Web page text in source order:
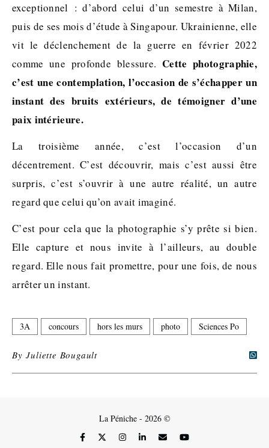
exceptionnel : d’abord celui d’un semestre à Milan,
puis de ses mois d’étude à Singapour. Ukrainienne, elle
vit le déclenchement de la guerre en février 2022
comme une profonde blessure. Cette photographie,
c’est une contemplation, l’occasion de s’échapper un
instant des bruits extérieurs, de témoigner d’une
paix intérieure.
La troisième année, c’est l’occasion d’un
décentrement. C’est découvrir, mais c’est aussi être
surpris, c’est s’ouvrir à une autre réalité, un autre
regard que celui qu’on avait imaginé.
C’est pour cela que la photographie s’y prête si bien.
Elle capture et nous invite à l’ailleurs, au double
regard. Elle nous fait promettre, pour une fois, de nous
arrêter un instant.
3A concours hors les murs photo Sciences Po
ByJuliette Bougault
La Péniche - 2026 ©